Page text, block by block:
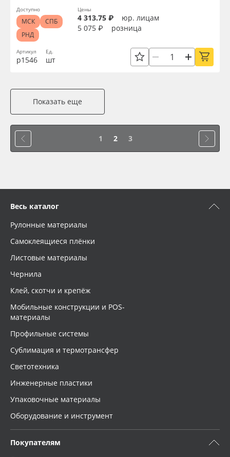
Артикул
р1546
Ед.
шт
Цены
4 313.75 ₽
юр. лицам
5 075 ₽
розница
Доступно
МСК
СПБ
РНД
Показать еще
1 2 3
Весь каталог
Рулонные материалы
Самоклеящиеся плёнки
Листовые материалы
Чернила
Клей, скотчи и крепёж
Мобильные конструкции и POS-
материалы
Профильные системы
Сублимация и термотрансфер
Светотехника
Инженерные пластики
Упаковочные материалы
Оборудование и инструмент
Покупателям